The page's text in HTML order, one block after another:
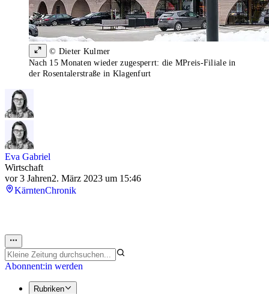
© Dieter Kulmer
Nach 15 Monaten wieder zugesperrt: die MPreis-Filiale in
der Rosentalerstraße in Klagenfurt
Eva Gabriel
Wirtschaft
vor 3 Jahren2. März 2023 um 15:46
KärntenChronik
Abonnent:in werden
Rubriken